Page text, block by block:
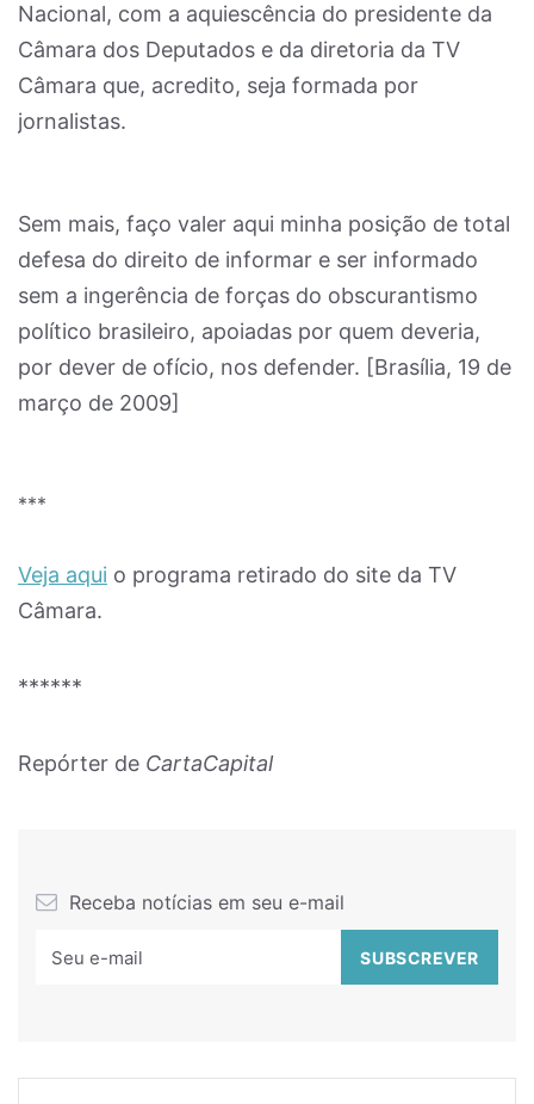
Nacional, com a aquiescência do presidente da
Câmara dos Deputados e da diretoria da TV
Câmara que, acredito, seja formada por
jornalistas.
Sem mais, faço valer aqui minha posição de total
defesa do direito de informar e ser informado
sem a ingerência de forças do obscurantismo
político brasileiro, apoiadas por quem deveria,
por dever de ofício, nos defender. [Brasília, 19 de
março de 2009]
***
Veja aqui o programa retirado do site da TV
Câmara.
******
Repórter de CartaCapital
Receba notícias em seu e-mail